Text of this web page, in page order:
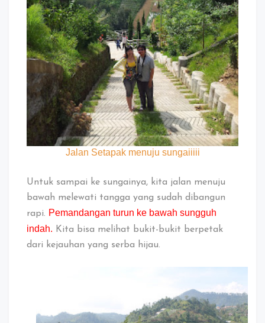
Jalan Setapak menuju sungaiiiii
Untuk sampai ke sungainya, kita jalan menuju
bawah melewati tangga yang sudah dibangun
rapi. Pemandangan turun ke bawah sungguh
indah. Kita bisa melihat bukit-bukit berpetak
dari kejauhan yang serba hijau.